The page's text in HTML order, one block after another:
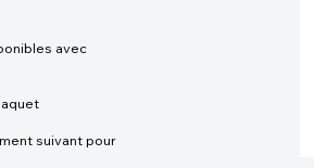
avec
suivant pour